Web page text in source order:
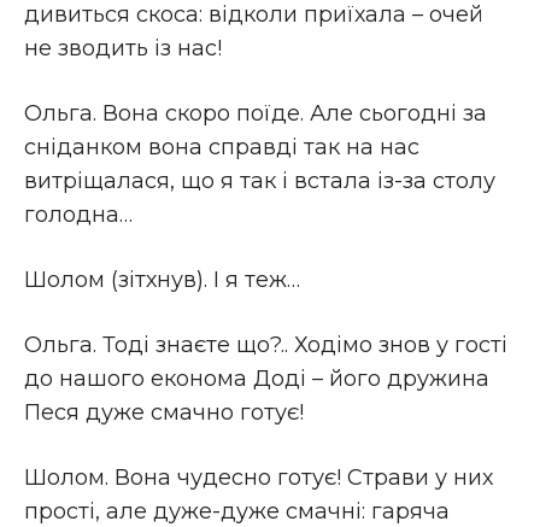
дивиться скоса: відколи приїхала – очей
не зводить із нас!
Ольга. Вона скоро поїде. Але сьогодні за
сніданком вона справді так на нас
витріщалася, що я так і встала із-за столу
голодна…
Шолом (зітхнув). І я теж…
Ольга. Тоді знаєте що?.. Ходімо знов у гості
до нашого економа Доді – його дружина
Песя дуже смачно готує!
Шолом. Вона чудесно готує! Страви у них
прості, але дуже-дуже смачні: гаряча